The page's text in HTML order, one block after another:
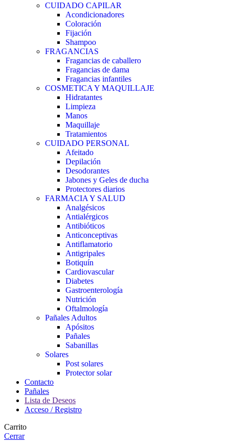
CUIDADO CAPILAR
Acondicionadores
Coloración
Fijación
Shampoo
FRAGANCIAS
Fragancias de caballero
Fragancias de dama
Fragancias infantiles
COSMETICA Y MAQUILLAJE
Hidratantes
Limpieza
Manos
Maquillaje
Tratamientos
CUIDADO PERSONAL
Afeitado
Depilación
Desodorantes
Jabones y Geles de ducha
Protectores diarios
FARMACIA Y SALUD
Analgésicos
Antialérgicos
Antibióticos
Anticonceptivas
Antiflamatorio
Antigripales
Botiquín
Cardiovascular
Diabetes
Gastroenterología
Nutrición
Oftalmología
Pañales Adultos
Apósitos
Pañales
Sabanillas
Solares
Post solares
Protector solar
Contacto
Pañales
Lista de Deseos
Acceso / Registro
Carrito
Cerrar